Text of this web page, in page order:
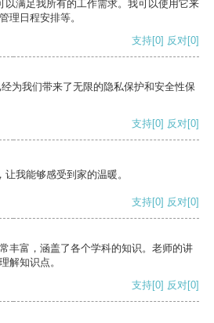
以满足我所有的工作需求。我可以使用它来
理日程安排等。
支持[0] 反对[0]
为我们带来了无限的隐私保护和安全性保
支持[0] 反对[0]
我能够感受到家的温暖。
支持[0] 反对[0]
丰富，涵盖了各个学科的知识。老师的讲
解知识点。
支持[0] 反对[0]